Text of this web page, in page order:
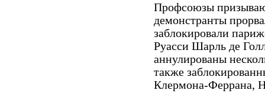
Профсоюзы
демонстранты
заблокировали
Руасси Шарль де
аннулированы
также
Клермона-Феррана,